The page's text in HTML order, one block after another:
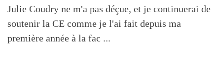
Julie Coudry ne m'a pas déçue, et je continuerai de
soutenir la CE comme je l'ai fait depuis ma
première année à la fac ...